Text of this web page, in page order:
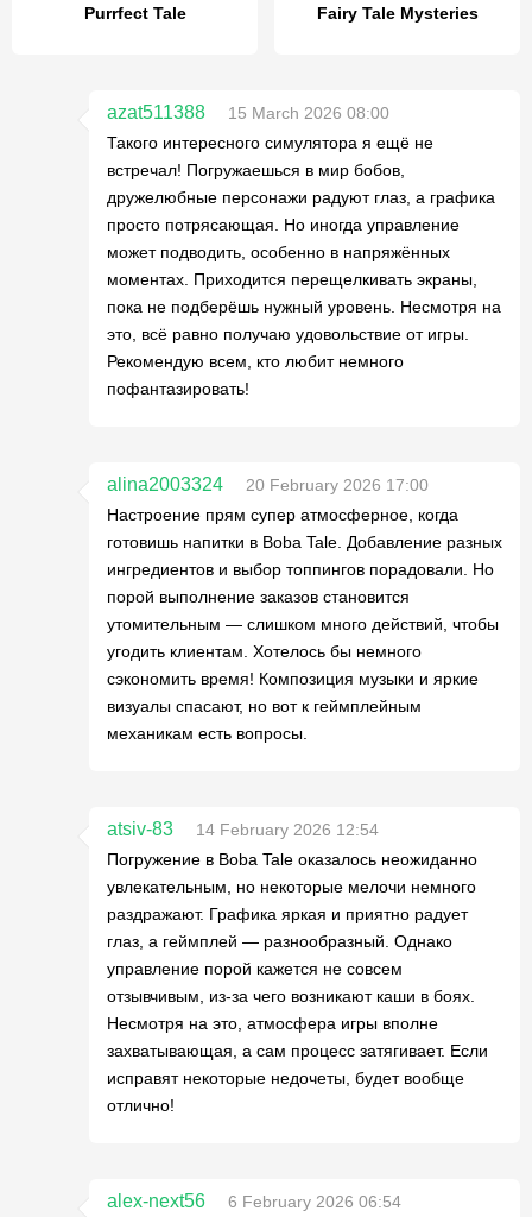
Purrfect Tale Fairy Tale Mysteries
azat511388
15 March 2026 08:00
Такого интересного симулятора я ещё не
встречал! Погружаешься в мир бобов,
дружелюбные персонажи радуют глаз, а графика
просто потрясающая. Но иногда управление
может подводить, особенно в напряжённых
моментах. Приходится перещелкивать экраны,
пока не подберёшь нужный уровень. Несмотря на
это, всё равно получаю удовольствие от игры.
Рекомендую всем, кто любит немного
пофантазировать!
alina2003324
20 February 2026 17:00
Настроение прям супер атмосферное, когда
готовишь напитки в Boba Tale. Добавление разных
ингредиентов и выбор топпингов порадовали. Но
порой выполнение заказов становится
утомительным — слишком много действий, чтобы
угодить клиентам. Хотелось бы немного
сэкономить время! Композиция музыки и яркие
визуалы спасают, но вот к геймплейным
механикам есть вопросы.
atsiv-83
14 February 2026 12:54
Погружение в Boba Tale оказалось неожиданно
увлекательным, но некоторые мелочи немного
раздражают. Графика яркая и приятно радует
глаз, а геймплей — разнообразный. Однако
управление порой кажется не совсем
отзывчивым, из-за чего возникают каши в боях.
Несмотря на это, атмосфера игры вполне
захватывающая, а сам процесс затягивает. Если
исправят некоторые недочеты, будет вообще
отлично!
alex-next56
6 February 2026 06:54